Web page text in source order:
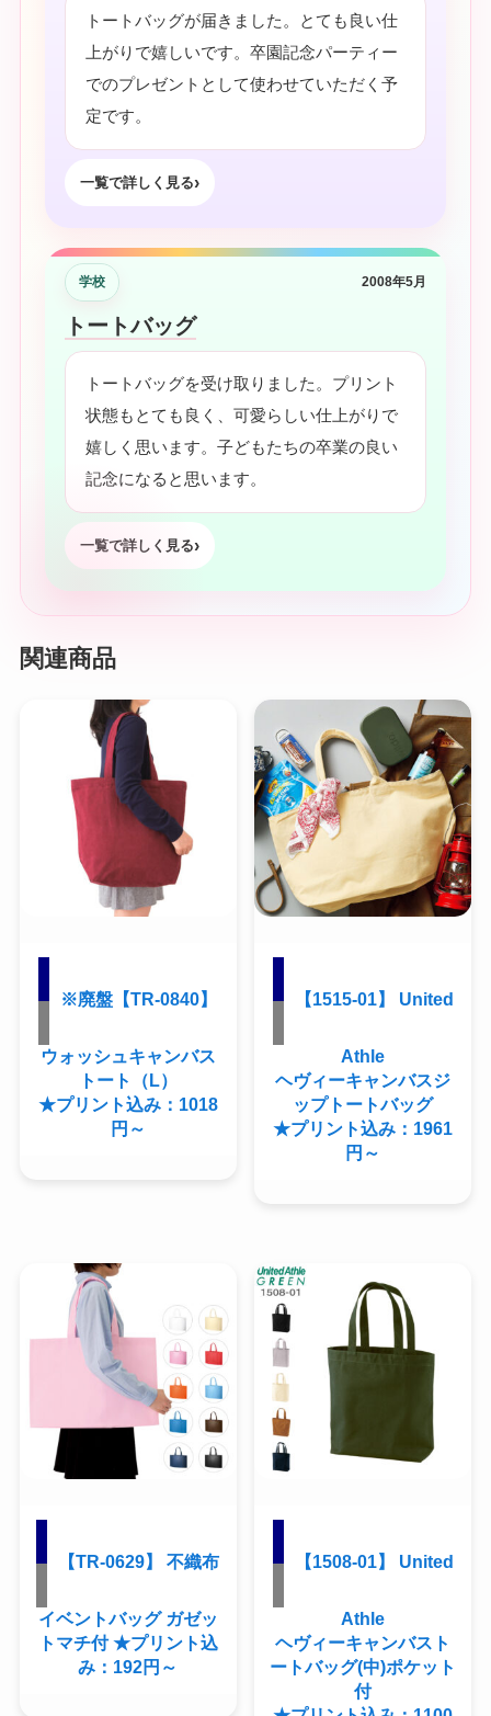
トートバッグが届きました。とても良い仕
上がりで嬉しいです。卒園記念パーティー
でのプレゼントとして使わせていただく予
定です。
一覧で詳しく見る
学校 2008年5月
トートバッグ
トートバッグを受け取りました。プリント
状態もとても良く、可愛らしい仕上がりで
嬉しく思います。子どもたちの卒業の良い
記念になると思います。
一覧で詳しく見る
関連商品
※廃盤【TR-0840】
ウォッシュキャンバス
トート（L）
★プリント込み：1018
円～
【1515-01】 United
Athle
ヘヴィーキャンバスジ
ップトートバッグ
★プリント込み：1961
円～
【TR-0629】 不織布
イベントバッグ ガゼッ
トマチ付 ★プリント込
み：192円～
【1508-01】 United
Athle
ヘヴィーキャンバスト
ートバッグ(中)ポケット
付